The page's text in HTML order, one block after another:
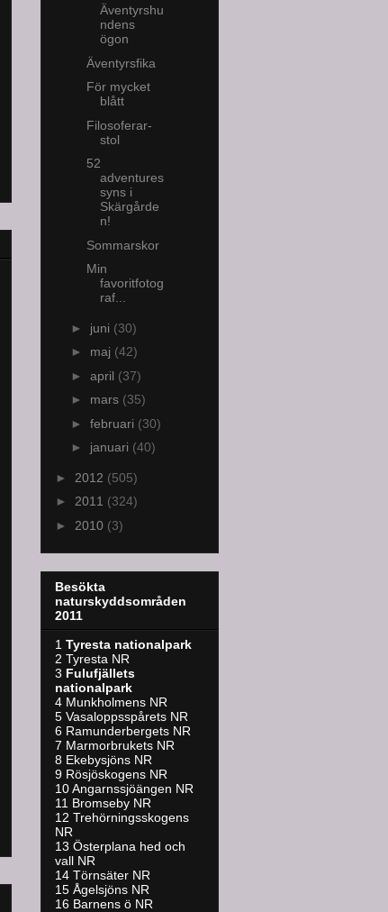
Äventyrshu
ndens
ögon
Äventyrsfika
För mycket
blått
Filosoferar-
stol
52
adventures
syns i
Skärgårde
n!
Sommarskor
Min
favoritfotog
raf...
► juni (30)
► maj (42)
► april (37)
► mars (35)
► februari (30)
► januari (40)
► 2012 (505)
► 2011 (324)
► 2010 (3)
Besökta
naturskyddsområden
2011
1 Tyresta nationalpark
2 Tyresta NR
3 Fulufjällets
nationalpark
4 Munkholmens NR
5 Vasaloppsspårets NR
6 Ramunderbergets NR
7 Marmorbrukets NR
8 Ekebysjöns NR
9 Rösjöskogens NR
10 Angarnssjöängen NR
11 Bromseby NR
12 Trehörningsskogens
NR
13 Österplana hed och
vall NR
14 Törnsäter NR
15 Ågelsjöns NR
16 Barnens ö NR